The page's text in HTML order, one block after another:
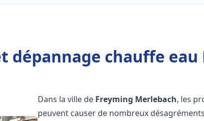
dépannage chauffe eau
Dans la ville de Freyming Merlebach, les
peuvent causer de nombreux